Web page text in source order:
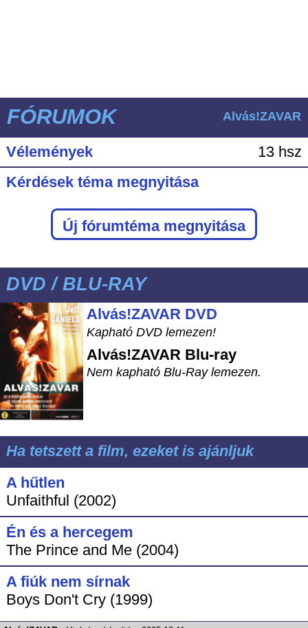
FÓRUMOK Alvás!ZAVAR
Vélemények
13 hsz
Kérdések téma megnyitása
Új fórumtéma megnyitása
DVD / BLU-RAY
Alvás!ZAVAR DVD
Kapható DVD lemezen!
Alvás!ZAVAR Blu-ray
Nem kapható Blu-Ray lemezen.
Ha tetszett a film, ezeket is ajánljuk
A hűtlen
Unfaithful (2002)
Én és a hercegem
The Prince and Me (2004)
A fiúk nem sírnak
Boys Don't Cry (1999)